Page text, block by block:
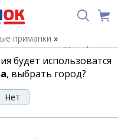
приманки »
приманки Narval»
Tail» Мягкие
#015-Pepper/Lemon
Choppy Tail
будет использоватся
, выбрать город?